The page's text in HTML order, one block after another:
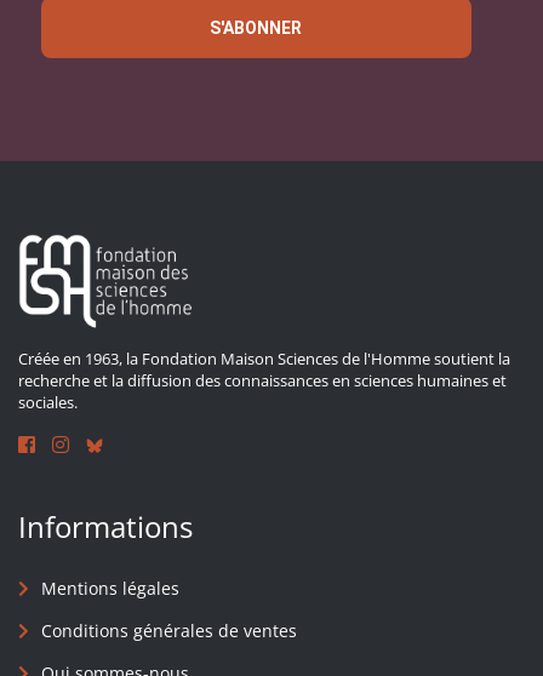
S'ABONNER
Créée en 1963, la Fondation Maison Sciences de l'Homme soutient la
recherche et la diffusion des connaissances en sciences humaines et
sociales.
Informations
Mentions légales
Conditions générales de ventes